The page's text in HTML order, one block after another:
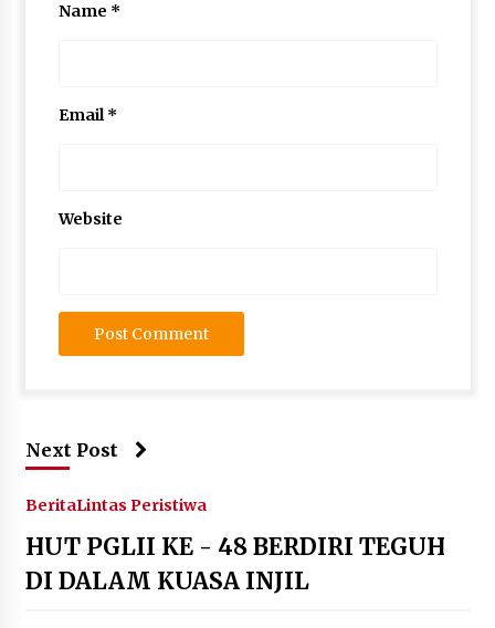
Name *
Email*
Website
Next Post
BeritaLintas Peristiwa
HUT PGLII KE - 48 BERDIRI TEGUH
DI DALAM KUASA INJIL